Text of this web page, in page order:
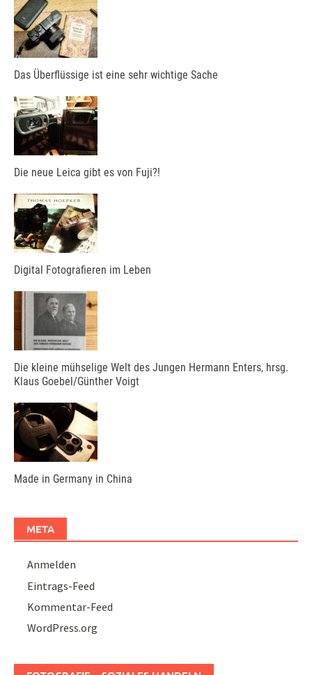
Das Überflüssige ist eine sehr wichtige Sache
Die neue Leica gibt es von Fuji?!
Digital Fotografieren im Leben
Die kleine mühselige Welt des Jungen Hermann Enters, hrsg.
Klaus Goebel/Günther Voigt
Made in Germany in China
META
Anmelden
Eintrags-Feed
Kommentar-Feed
WordPress.org